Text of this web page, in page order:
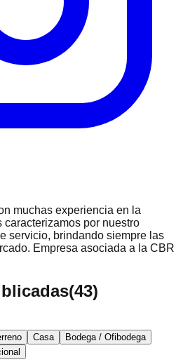
muchas experiencia en la
por nuestro
servicio, brindando siempre las
Empresa asociada a la CBR
(43)
Casa
Bodega / Ofibodega